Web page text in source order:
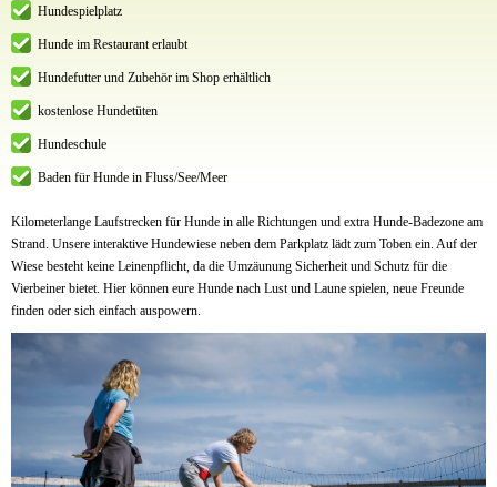
Hundespielplatz
Hunde im Restaurant erlaubt
Hundefutter und Zubehör im Shop erhältlich
kostenlose Hundetüten
Hundeschule
Baden für Hunde in Fluss/See/Meer
Kilometerlange Laufstrecken für Hunde in alle Richtungen und extra Hunde-Badezone am
Strand. Unsere interaktive Hundewiese neben dem Parkplatz lädt zum Toben ein. Auf der
Wiese besteht keine Leinenpflicht, da die Umzäunung Sicherheit und Schutz für die
Vierbeiner bietet. Hier können eure Hunde nach Lust und Laune spielen, neue Freunde
finden oder sich einfach auspowern.